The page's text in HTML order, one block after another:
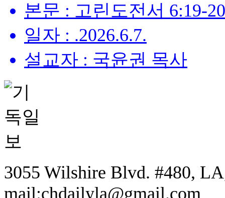
본문 : 고린도전서 6:19-20
일자 : .2026.6.7.
설교자 : 국윤권 목사
3055 Wilshire Blvd. #480,
mail:chdailyla@gmail.com